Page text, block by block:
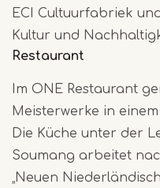
ECI Cultuurfabriek
Kultur und
Restaurant
Im ONE Restaurant
Meisterwerke in
Die Küche unter der
Soumang arbeitet
„Neuen